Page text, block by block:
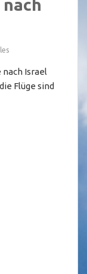
nach Israel
Flüge sind